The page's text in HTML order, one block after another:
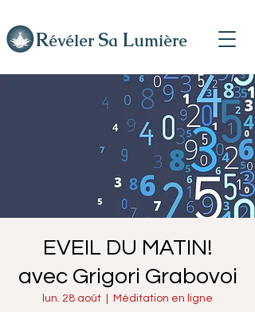
Révéler Sa Lumière
EVEIL DU MATIN!
avec Grigori Grabovoi
lun. 28 août Méditation en ligne